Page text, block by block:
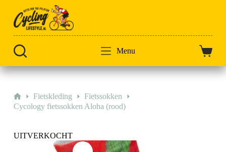
artikel
Menu
HomeFietskleding
Fietssokken
Cycology fietssokken Aloha (rood)
UITVERKOCHT